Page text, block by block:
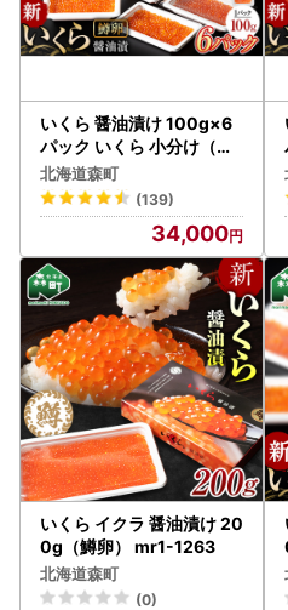
いくら 醤油漬け 100g×6
パック いくら 小分け（鱒
卵） mr1-1226
北海道森町
(139)
34,000
いくら イクラ 醤油漬け 20
0g（鱒卵） mr1-1263
北海道森町
(0)